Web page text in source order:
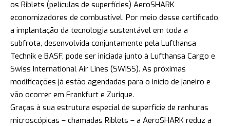
os Riblets (películas de superfícies) AeroSHARK
economizadores de combustível. Por meio desse certificado,
a implantação da tecnologia sustentável em toda a
subfrota, desenvolvida conjuntamente pela Lufthansa
Technik e BASF, pode ser iniciada junto à Lufthansa Cargo e
Swiss International Air Lines (SWISS). As próximas
modificações já estão agendadas para o início de janeiro e
vão ocorrer em Frankfurt e Zurique.
Graças à sua estrutura especial de superfície de ranhuras
microscópicas – chamadas Riblets – a AeroSHARK reduz a